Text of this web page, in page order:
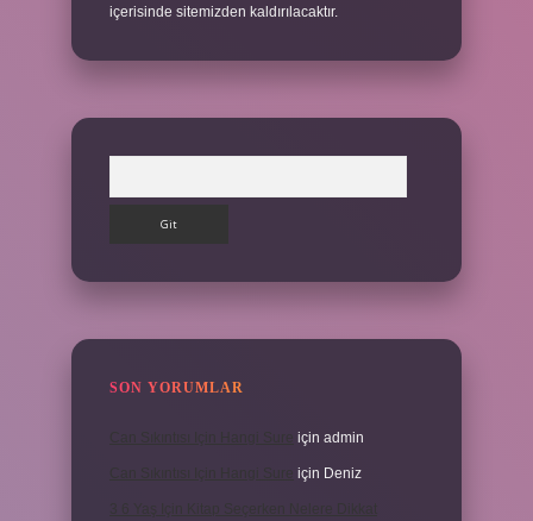
içerisinde sitemizden kaldırılacaktır.
SON YORUMLAR
için admin
için Deniz